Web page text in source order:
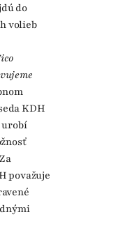
do
volieb
KDH
urobí
považuje